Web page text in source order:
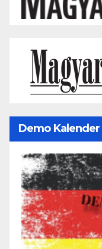
Demo Kalender